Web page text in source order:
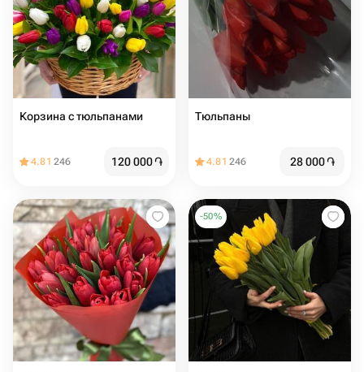
Корзина с тюльпанами
4.81 246 120 000֏
Тюльпаны
4.81 246 28 000֏
-50%